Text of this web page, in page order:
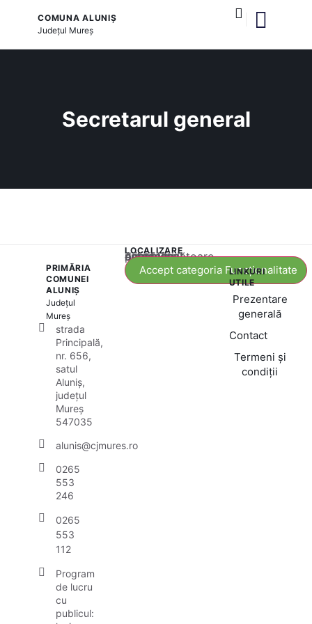
COMUNA ALUNIȘ
Județul Mureș
Secretarul general
PRIMĂRIA
COMUNEI
ALUNIȘ
Județul
Mureș
strada
Principală,
nr. 656,
satul
Aluniș,
județul
Mureș
547035
alunis@cjmures.ro
0265
553
246
0265
553
112
Program
de lucru
cu
publicul:
LOCALIZARE
Acest conținut este blocat până când acceptați categoria corespunzătoare de cookie-uri.
Accept categoria Funcționalitate
LINKURI
UTILE
Prezentare
generală
Contact
Termeni și
condiții